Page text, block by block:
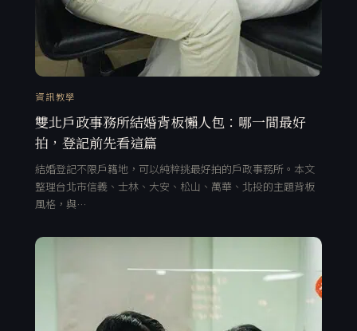
資訊教學
雙北戶政事務所結婚背板懶人包：哪一間最好
拍，登記前先看這篇
結婚登記不限戶籍地，可以純粹挑最好拍的戶政事務所。本文
整理台北市信義、士林、大安、松山、萬華、北投的主題背板
風格，與…